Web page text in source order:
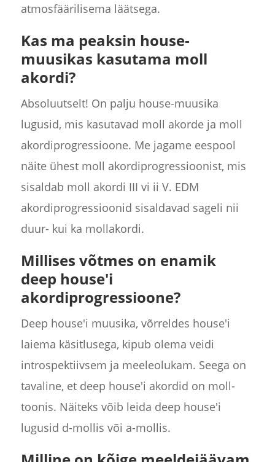
atmosfäärilisema läätsega.
Kas ma peaksin house-
muusikas kasutama moll
akordi?
Absoluutselt! On palju house-muusika
lugusid, mis kasutavad moll akorde ja moll
akordiprogressioone. Me jagame eespool
näite ühest moll akordiprogressioonist, mis
sisaldab moll akordi III vi ii V. EDM
akordiprogressioonid sisaldavad sageli nii
duur- kui ka mollakordi.
Millises võtmes on enamik
deep house'i
akordiprogressioone?
Deep house'i muusika, võrreldes house'i
laiema käsitlusega, kipub olema veidi
introspektiivsem ja meeleolukam. Seega on
tavaline, et deep house'i akordid on moll-
toonis. Näiteks võib leida deep house'i
lugusid d-mollis või a-mollis.